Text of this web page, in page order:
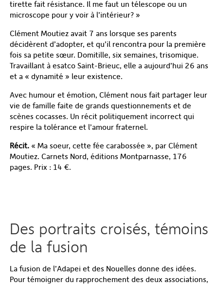
tirette fait résistance. Il me faut un télescope ou un
microscope pour y voir à l’intérieur? »
Clément Moutiez avait 7 ans lorsque ses parents
décidèrent d’adopter, et qu’il rencontra pour la première
fois sa petite sœur. Domitille, six semaines, trisomique.
Travaillant à esatco Saint-Brieuc, elle a aujourd’hui 26 ans
et a « dynamité » leur existence.
Avec humour et émotion, Clément nous fait partager leur
vie de famille faite de grands questionnements et de
scènes cocasses. Un récit politiquement incorrect qui
respire la tolérance et l’amour fraternel.
Récit. « Ma soeur, cette fée carabossée », par Clément
Moutiez. Carnets Nord, éditions Montparnasse, 176
pages. Prix : 14 €.
Des portraits croisés, témoins
de la fusion
La fusion de l’Adapei et des Nouelles donne des idées.
Pour témoigner du rapprochement des deux associations,